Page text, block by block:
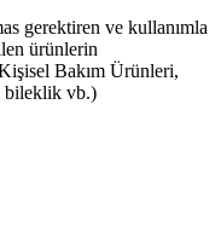
gerektiren ve kullanımla
ürünlerin
Bakım Ürünleri,
bileklik vb.)